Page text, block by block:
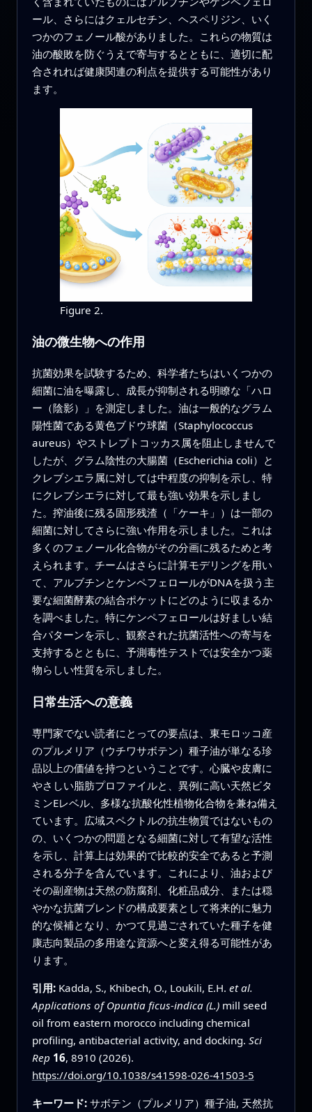
ール、さらにはクェルセチン、ヘスペリジン、いく
つかのフェノール酸がありました。これらの物質は
油の酸敗を防ぐうえで寄与するとともに、適切に配
合されれば健康関連の利点を提供する可能性があり
ます。
Figure 2.
油の微生物への作用
抗菌効果を試験するため、科学者たちはいくつかの
細菌に油を曝露し、成長が抑制される明瞭な「ハロ
ー（陰影）」を測定しました。油は一般的なグラム
陽性菌である黄色ブドウ球菌（Staphylococcus
aureus）やストレプトコッカス属を阻止しませんで
したが、グラム陰性の大腸菌（Escherichia coli）と
クレブシエラ属に対しては中程度の抑制を示し、特
にクレブシエラに対して最も強い効果を示しまし
た。搾油後に残る固形残渣（「ケーキ」）は一部の
細菌に対してさらに強い作用を示しました。これは
多くのフェノール化合物がその分画に残るためと考
えられます。チームはさらに計算モデリングを用い
て、アルブチンとケンペフェロールがDNAを扱う主
要な細菌酵素の結合ポケットにどのように収まるか
を調べました。特にケンペフェロールは好ましい結
合パターンを示し、観察された抗菌活性への寄与を
支持するとともに、予測毒性テストでは安全かつ薬
物らしい性質を示しました。
日常生活への意義
専門家でない読者にとっての要点は、東モロッコ産
のプルメリア（ウチワサボテン）種子油が単なる珍
品以上の価値を持つということです。心臓や皮膚に
やさしい脂肪プロファイルと、異例に高い天然ビタ
ミンEレベル、多様な抗酸化性植物化合物を兼ね備え
ています。広域スペクトルの抗生物質ではないもの
の、いくつかの問題となる細菌に対して有望な活性
を示し、計算上は効果的で比較的安全であると予測
される分子を含んでいます。これにより、油および
その副産物は天然の防腐剤、化粧品成分、または穏
やかな抗菌ブレンドの構成要素として将来的に魅力
的な候補となり、かつて見過ごされていた種子を健
康志向製品の多用途な資源へと変え得る可能性があ
ります。
引用: Kadda, S., Khibech, O., Loukili, E.H. et al.
Applications of Opuntia ficus-indica (L.)mill seed
oil from eastern morocco including chemical
profiling, antibacterial activity, and docking. Sci
Rep 16, 8910 (2026).
https://doi.org/10.1038/s41598-026-41503-5
キーワード: サボテン（プルメリア）種子油, 天然抗